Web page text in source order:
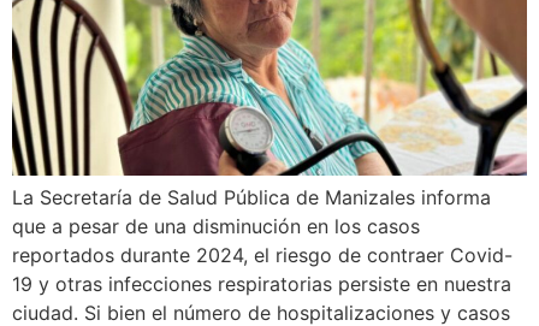
La Secretaría de Salud Pública de Manizales informa
que a pesar de una disminución en los casos
reportados durante 2024, el riesgo de contraer Covid-
19 y otras infecciones respiratorias persiste en nuestra
ciudad. Si bien el número de hospitalizaciones y casos